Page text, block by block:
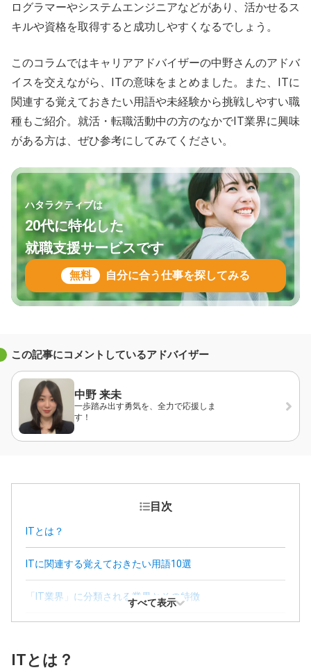
ログラマーやシステムエンジニアなどがあり、活かせるス
キルや資格を取得すると成功しやすくなるでしょう。
このコラムではキャリアアドバイザーの中野さんのアドバ
イスを交えながら、ITの意味をまとめました。また、ITに
関連する覚えておきたい用語や未経験から挑戦しやすい職
種もご紹介。就活・転職活動中の方のなかでIT業界に興味
がある方は、ぜひ参考にしてみてください。
ハタラクティブは
20代に特化した
就職支援サービスです
無料 自分に合う仕事を探してみる
この記事にコメントしているアドバイザー
中野 来未
一歩踏み出す勇気を、全力で応援しま
す！
目次
ITとは？
ITに関連する覚えておきたい用語10選
「IT業界」に分類される業界とその特徴
IT企業で働くメリットとデメリット
すべて表示
ITとは？